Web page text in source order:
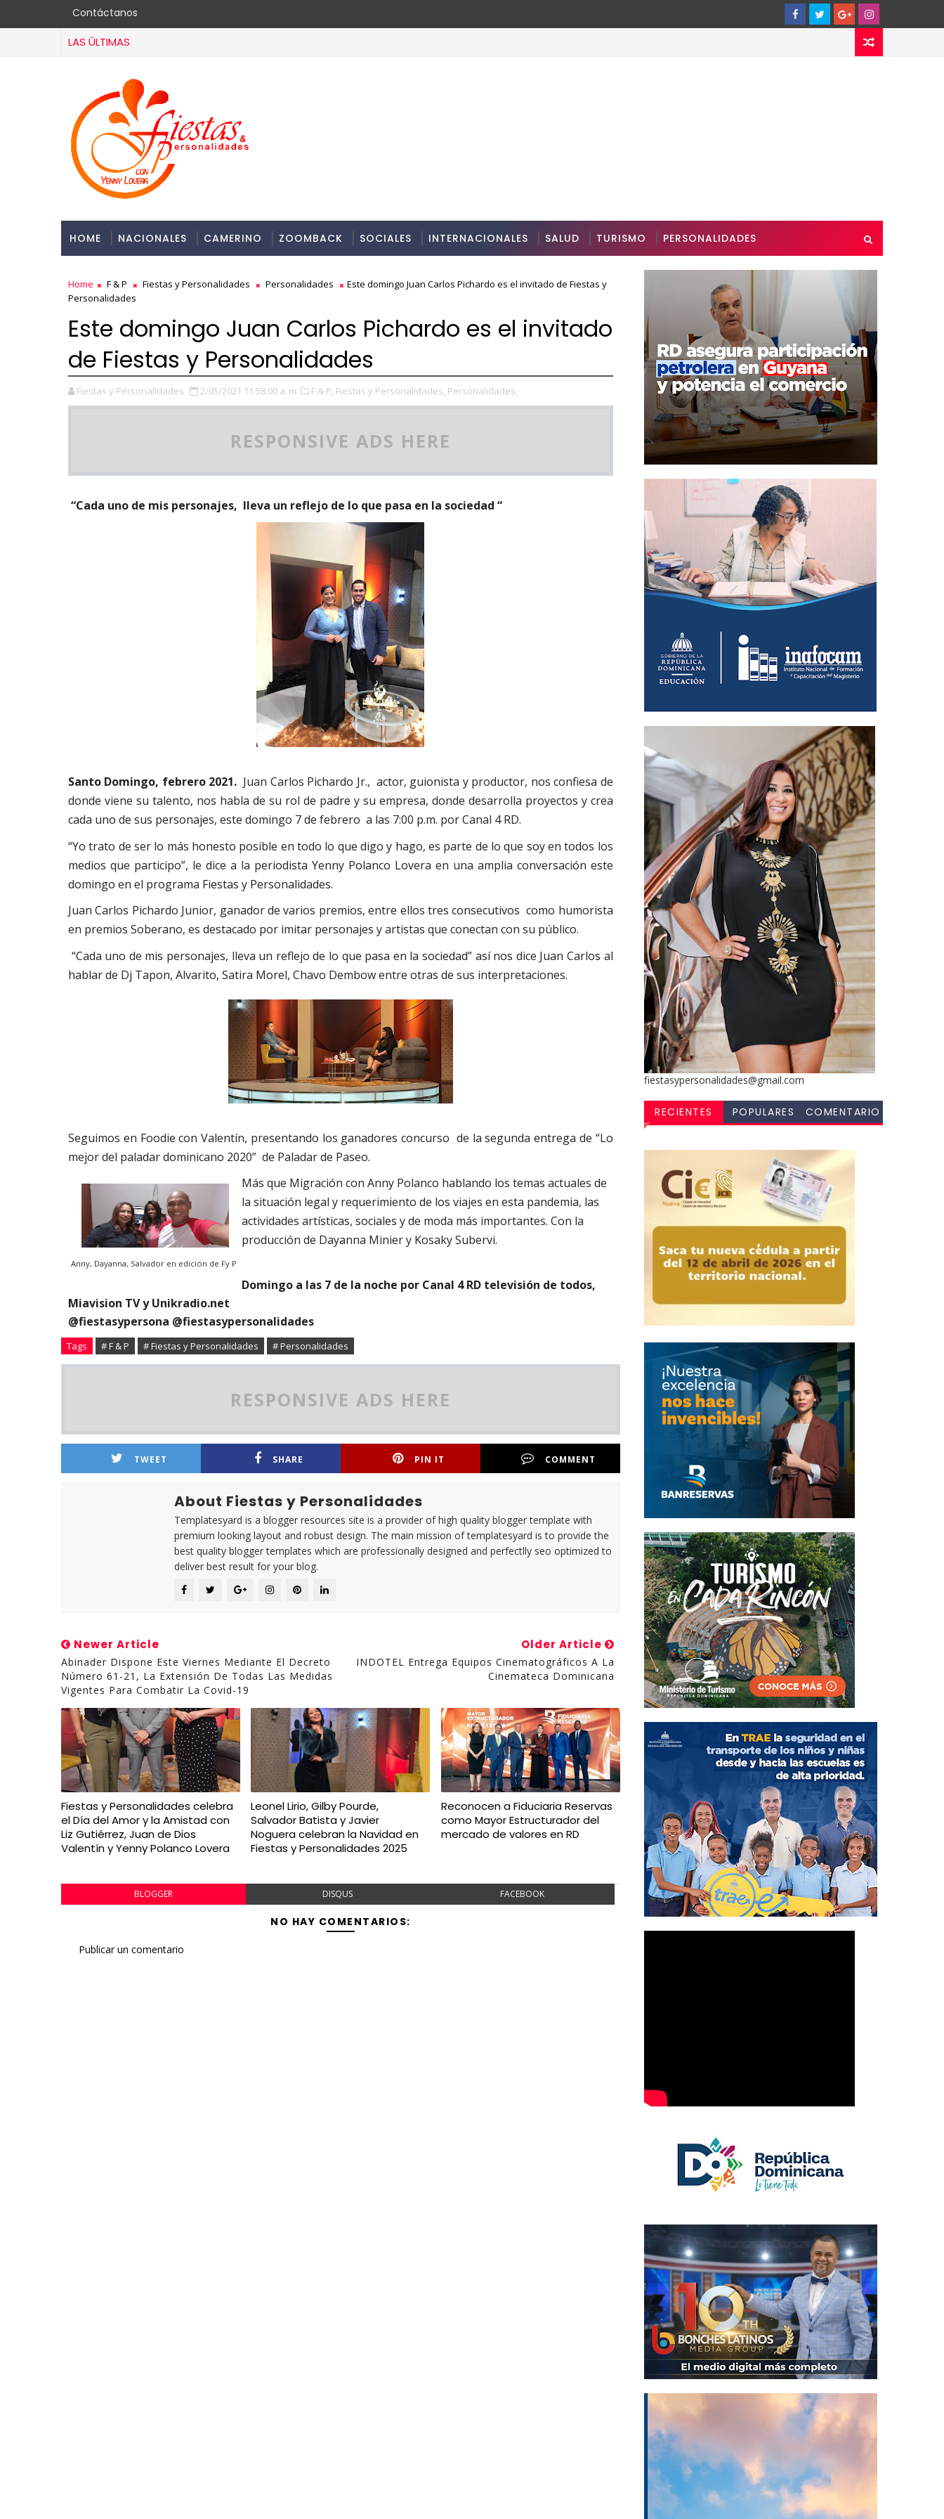
Contáctanos
LAS ÚLTIMAS
HOME NACIONALES CAMERINO ZOOMBACK SOCIALES INTERNACIONALES SALUD TURISMO PERSONALIDADES
Home F & P Fiestas y Personalidades Personalidades
Este domingo Juan Carlos Pichardo es el invitado de Fiestas y
Personalidades
Este domingo Juan Carlos Pichardo es el invitado
de Fiestas y Personalidades
Fiestas y Personalidades 2/05/2021 11:58:00 a. m. F & P, Fiestas y Personalidades, Personalidades,
RESPONSIVE ADS HERE
“Cada uno de mis personajes, lleva un reflejo de lo que pasa en la sociedad “
Santo Domingo, febrero 2021. Juan Carlos Pichardo Jr., actor, guionista y productor, nos confiesa de
donde viene su talento, nos habla de su rol de padre y su empresa, donde desarrolla proyectos y crea
cada uno de sus personajes, este domingo 7 de febrero a las 7:00 p.m. por Canal 4 RD.
“Yo trato de ser lo más honesto posible en todo lo que digo y hago, es parte de lo que soy en todos los
medios que participo”, le dice a la periodista Yenny Polanco Lovera en una amplia conversación este
domingo en el programa Fiestas y Personalidades.
Juan Carlos Pichardo Junior, ganador de varios premios, entre ellos tres consecutivos como humorista
en premios Soberano, es destacado por imitar personajes y artistas que conectan con su público.
“Cada uno de mis personajes, lleva un reflejo de lo que pasa en la sociedad” así nos dice Juan Carlos al
hablar de Dj Tapon, Alvarito, Satira Morel, Chavo Dembow entre otras de sus interpretaciones.
Seguimos en Foodie con Valentín, presentando los ganadores concurso de la segunda entrega de “Lo
mejor del paladar dominicano 2020” de Paladar de Paseo.
Anny, Dayanna, Salvador en edición de Fy P
Más que Migración con Anny Polanco hablando los temas actuales de
la situación legal y requerimiento de los viajes en esta pandemia, las
actividades artísticas, sociales y de moda más importantes. Con la
producción de Dayanna Minier y Kosaky Subervi.
Domingo a las 7 de la noche por Canal 4 RD televisión de todos,
Miavision TV y Unikradio.net
@fiestasypersona @fiestasypersonalidades
Tags # F & P # Fiestas y Personalidades # Personalidades
RESPONSIVE ADS HERE
TWEET SHARE PIN IT COMMENT
About Fiestas y Personalidades
Templatesyard is a blogger resources site is a provider of high quality blogger template with
premium looking layout and robust design. The main mission of templatesyard is to provide the
best quality blogger templates which are professionally designed and perfectlly seo optimized to
deliver best result for your blog.
Newer Article
Abinader Dispone Este Viernes Mediante El Decreto
Número 61-21, La Extensión De Todas Las Medidas
Vigentes Para Combatir La Covid-19
Older Article
INDOTEL Entrega Equipos Cinematográficos A La
Cinemateca Dominicana
Fiestas y Personalidades celebra
el Día del Amor y la Amistad con
Liz Gutiérrez, Juan de Dios
Valentín y Yenny Polanco Lovera
Leonel Lirio, Gilby Pourde,
Salvador Batista y Javier
Noguera celebran la Navidad en
Fiestas y Personalidades 2025
Reconocen a Fiduciaria Reservas
como Mayor Estructurador del
mercado de valores en RD
BLOGGER DISQUS FACEBOOK
NO HAY COMENTARIOS:
Publicar un comentario
fiestasypersonalidades@gmail.com
RECIENTES POPULARES
COMENTARIO